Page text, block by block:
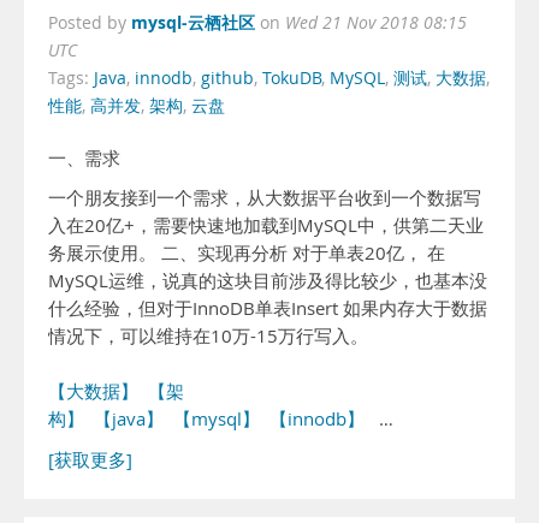
Posted by mysql-云栖社区 on Wed 21 Nov 2018 08:15
UTC
Tags: Java, innodb, github, TokuDB, MySQL, 测试, 大数据,
性能, 高并发, 架构, 云盘
一、需求
一个朋友接到一个需求，从大数据平台收到一个数据写
入在20亿+，需要快速地加载到MySQL中，供第二天业
务展示使用。 二、实现再分析 对于单表20亿， 在
MySQL运维，说真的这块目前涉及得比较少，也基本没
什么经验，但对于InnoDB单表Insert 如果内存大于数据
情况下，可以维持在10万-15万行写入。
【大数据】
【架
构】
【java】 【mysql】 【innodb】
…
[获取更多]